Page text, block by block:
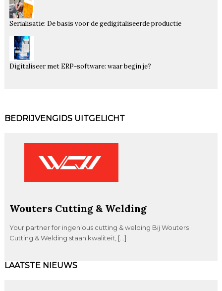
Serialisatie: De basis voor de gedigitaliseerde productie
Digitaliseer met ERP-software: waar begin je?
BEDRIJVENGIDS UITGELICHT
Wouters Cutting & Welding
Your partner for ingenious cutting & welding Bij Wouters
Cutting & Welding staan kwaliteit, […]
LAATSTE NIEUWS